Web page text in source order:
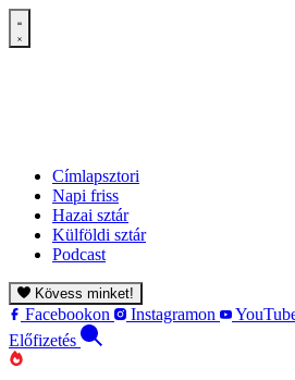
Címlapsztori
Napi friss
Hazai sztár
Külföldi sztár
Podcast
Kövess minket!
Facebookon Instagramon
Előfizetés